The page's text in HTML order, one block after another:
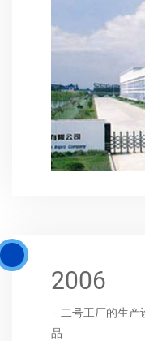
2006
– 二号工厂的生产
品